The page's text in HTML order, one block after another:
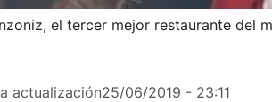
el tercer mejor restaurante del
actualización25/06/2019 - 23:11